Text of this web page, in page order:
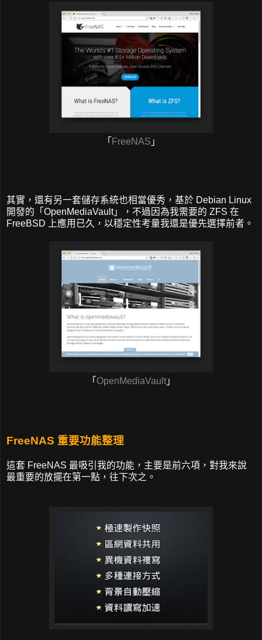
「 FreeNAS 」
其實，還有另一套儲存系統也相當優秀，基於 Debian Linux
開發的「OpenMediaVault」，不過因為我需要的 ZFS 在
FreeBSD 上應用已久，以穩定性考量我還是優先選擇前者。
「 OpenMediaVault」
FreeNAS 重要功能整理
這套 FreeNAS 最吸引我的功能，主要是前六項，對我來說
最重要的放擺在第一點，往下次之。